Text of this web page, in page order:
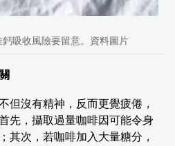
吸收風險要留意。資料圖片
但沒有精神，反而更覺疲倦，
先，攝取過量咖啡因可能令身
其次，若咖啡加入大量糖分，